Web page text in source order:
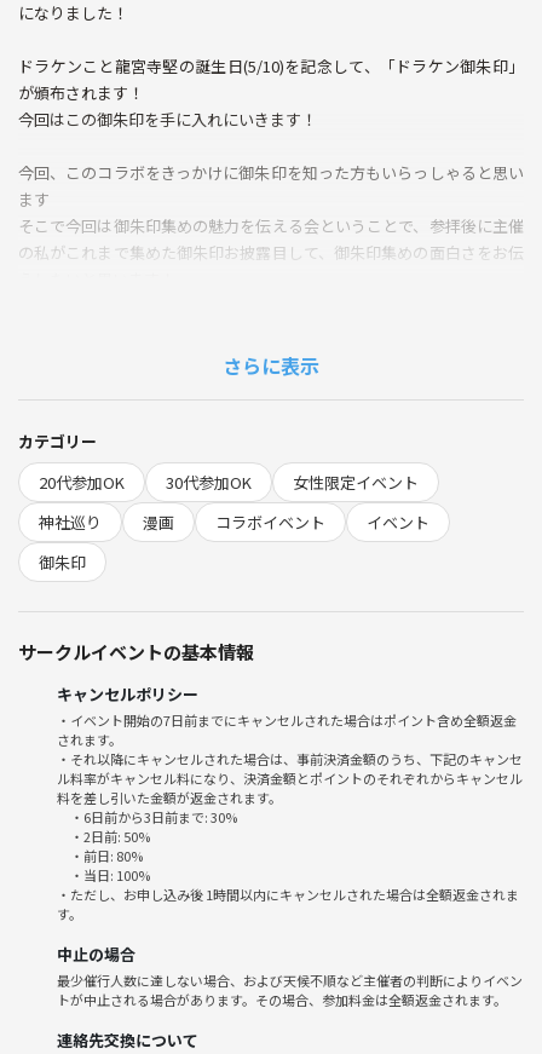
になりました！
ドラケンこと龍宮寺堅の誕生日(5/10)を記念して、「ドラケン御朱印」
が頒布されます！
今回はこの御朱印を手に入れにいきます！
今回、このコラボをきっかけに御朱印を知った方もいらっしゃると思い
ます
そこで今回は御朱印集めの魅力を伝える会ということで、参拝後に主催
の私がこれまで集めた御朱印お披露目して、御朱印集めの面白さをお伝
途中退出あり！
男女比調整を行うことがありますので、あらかじめご了承ください！
今回は年齢制限のある会になります
よろしくお願いします！
さらに表示
カテゴリー
20代参加OK
30代参加OK
女性限定イベント
神社巡り
漫画 コラボイベント
イベント
御朱印
サークルイベントの基本情報
キャンセルポリシー
・イベント開始の7日前までにキャンセルされた場合はポイント含め全額返金
されます。
・それ以降にキャンセルされた場合は、事前決済金額のうち、下記のキャンセ
ル料率がキャンセル料になり、決済金額とポイントのそれぞれからキャンセル
料を差し引いた金額が返金されます。
・6日前から3日前まで: 30%
・2日前: 50%
・前日: 80%
・当日: 100%
・ただし、お申し込み後 1時間以内にキャンセルされた場合は全額返金されま
す。
中止の場合
最少催行人数に達しない場合、および天候不順など主催者の判断によりイベン
トが中止される場合があります。その場合、参加料金は全額返金されます。
連絡先交換について